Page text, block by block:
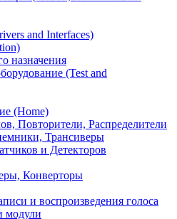
and Interfaces)
назначения
(Test and
(Home)
Повторители, Распределители
Трансиверы
и Детекторов
Конверторы
и воспроизведения голоса
модули